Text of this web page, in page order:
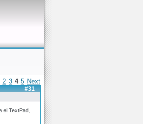
2 3 4 5 Next
#31
el TextPad,